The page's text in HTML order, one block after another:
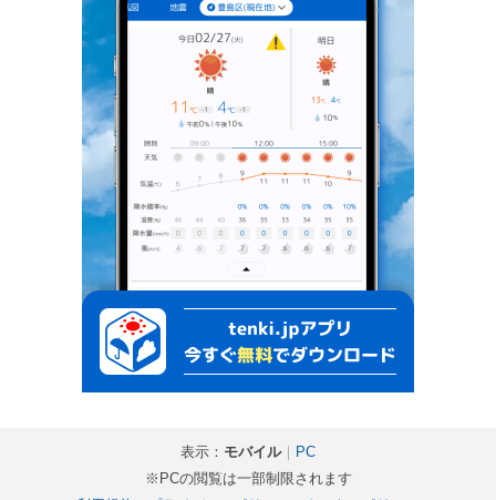
表示： モバイル｜
PC
※PCの閲覧は一部制限されます